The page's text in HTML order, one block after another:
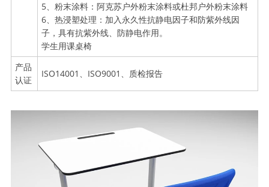
5、粉末涂料：阿克苏户外粉末涂料或杜邦户外粉末涂料
6、热浸塑处理：加入永久性抗静电因子和防紫外线因
子，具有抗紫外线、防静电作用。
学生用课桌椅
产品
认证
ISO14001、ISO9001、质检报告